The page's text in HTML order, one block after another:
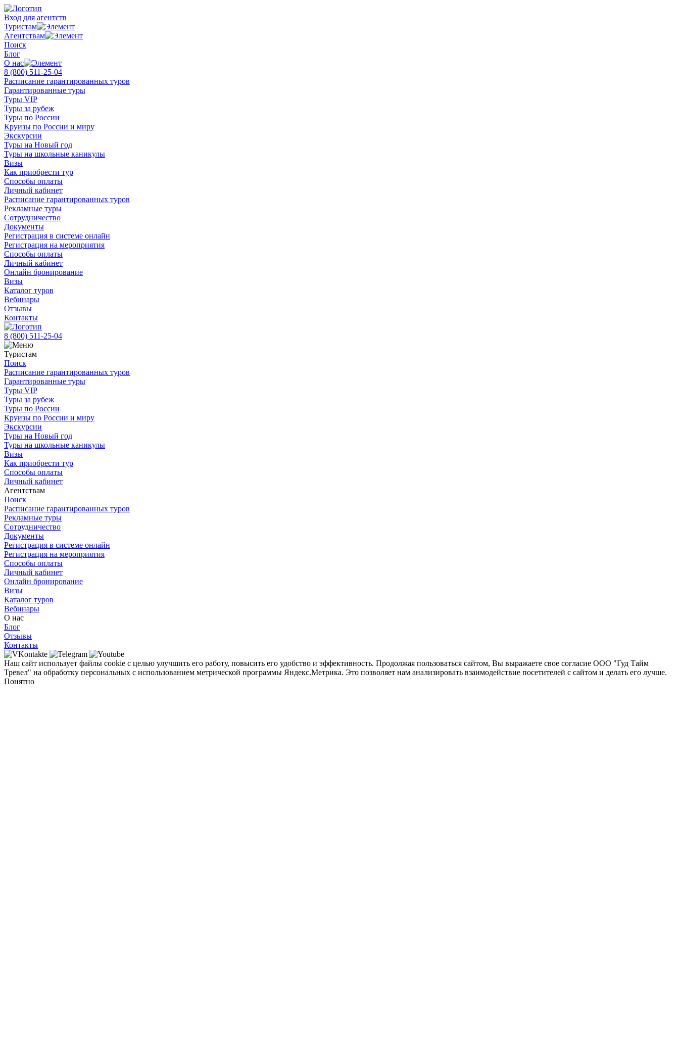
Вход для агентств
Туристам
Агентствам
Поиск
Блог
О нас
8 (800) 511-25-04
Расписание гарантированных туров
Гарантированные туры
Туры VIP
Туры за рубеж
Туры по России
Круизы по России и миру
Экскурсии
Туры на Новый год
Туры на школьные каникулы
Визы
Как приобрести тур
Способы оплаты
Личный кабинет
Расписание гарантированных туров
Рекламные туры
Сотрудничество
Документы
Регистрация в системе онлайн
Регистрация на мероприятия
Способы оплаты
Личный кабинет
Онлайн бронирование
Визы
Каталог туров
Вебинары
Отзывы
Контакты
8 (800) 511-25-04
Туристам
Поиск
Расписание гарантированных туров
Гарантированные туры
Туры VIP
Туры за рубеж
Туры по России
Круизы по России и миру
Экскурсии
Туры на Новый год
Туры на школьные каникулы
Визы
Как приобрести тур
Способы оплаты
Личный кабинет
Агентствам
Поиск
Расписание гарантированных туров
Рекламные туры
Сотрудничество
Документы
Регистрация в системе онлайн
Регистрация на мероприятия
Способы оплаты
Личный кабинет
Онлайн бронирование
Визы
Каталог туров
Вебинары
О нас
Блог
Отзывы
Контакты
Наш сайт использует файлы cookie с целью улучшить его работу, повысить его удобство и эффективность. Продолжая пользоваться сайтом, Вы выражаете свое согласие ООО "Гуд Тайм
Тревел" на обработку персональных с использованием метрической программы Яндекс.Метрика. Это позволяет нам анализировать взаимодействие посетителей с сайтом и делать его лучше.
Понятно